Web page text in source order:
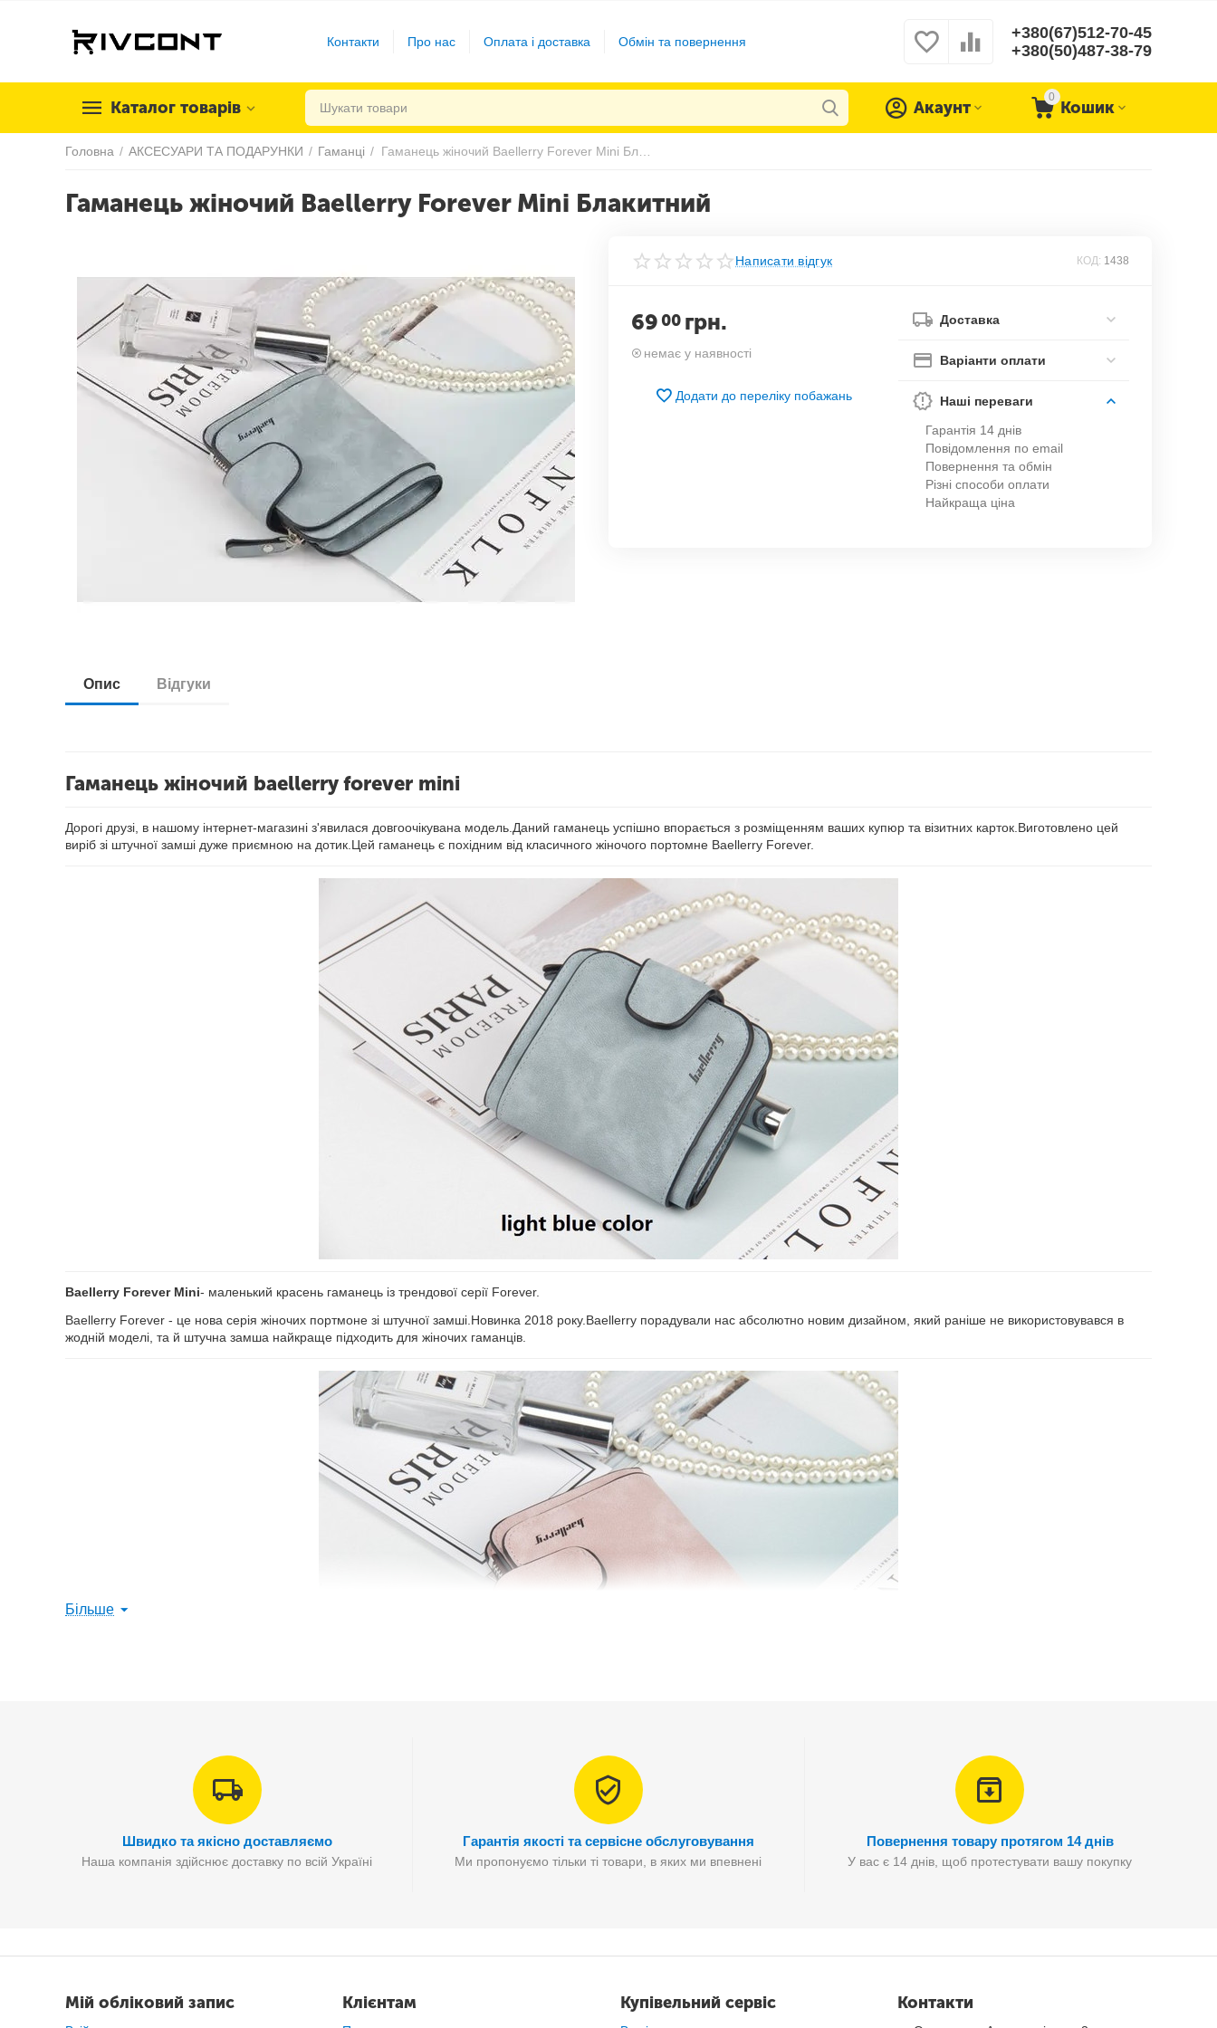
Контакти Про нас Оплата і доставка Обмін та повернення
+380(67)512-70-45
+380(50)487-38-79
Каталог товарів
0
Кошик
Акаунт
Головна / АКСЕСУАРИ ТА ПОДАРУНКИ / Гаманці /
Гаманець жіночий Baellerry Forever Mini Блакитний
Написати відгук КОД: 1438
69 00 грн.
немає у наявності
Додати до переліку побажань
Доставка
Варіанти оплати
Наші переваги
Гарантія 14 днів
Повідомлення по email
Повернення та обмін
Різні способи оплати
Найкраща ціна
Опис Відгуки
Гаманець жіночий baellerry forever mini
Дорогі друзі, в нашому інтернет-магазині з'явилася довгоочікувана модель.Даний гаманець успішно впорається з розміщенням ваших купюр та візитних карток.Виготовлено цей
виріб зі штучної замші дуже приємною на дотик.Цей гаманець є похідним від класичного жіночого портомне Baellerry Forever.
Baellerry Forever Mini- маленький красень гаманець із трендової серії Forever.
Baellerry Forever - це нова серія жіночих портмоне зі штучної замші.Новинка 2018 року.Baellerry порадували нас абсолютно новим дизайном, який раніше не використовувався в
жодній моделі, та й штучна замша найкраще підходить для жіночих гаманців.
Смартфон тут вже не поміститься і відділень для карток у цьому гаманці теж менше.
Але в цьому і особливість цієї моделі - він вміщує все найнеобхідніше і при цьому дуже компактно і легко розміщується в будь-якій маленькій сумочці або клатчі.Яскравий, стильний,
вишуканий і водночас місткий гаманець стане чудовим подарунком до будь-якого свята.
Більше
Швидко та якісно доставляємо
Наша компанія здійснює доставку по всій Україні
Гарантія якості та сервісне обслуговування
Ми пропонуємо тільки ті товари, в яких ми впевнені
Повернення товару протягом 14 днів
У вас є 14 днів, щоб протестувати вашу покупку
Мій обліковий запис Клієнтам Купівельний сервіс Контакти